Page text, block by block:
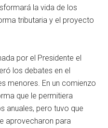
la vida de los
tributaria y el proyecto
por el Presidente el
los debates en el
menores. En un comienzo
que le permitiera
anuales, pero tuvo que
aprovecharon para